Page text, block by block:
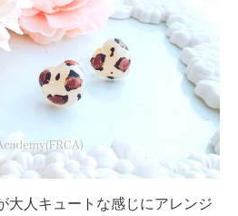
大人キュートな感じにアレンジ